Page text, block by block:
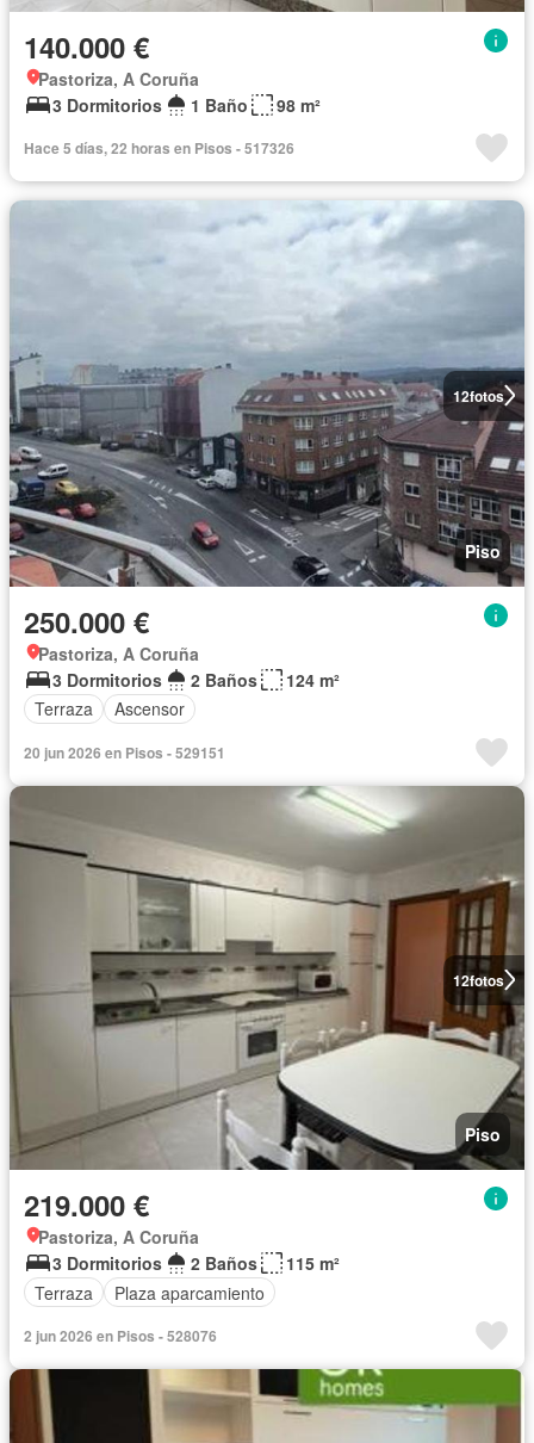
140.000 €
Pastoriza, A Coruña
3 Dormitorios
1 Baño 98 m²
Hace 5 días, 22 horas en Pisos - 517326
12fotos
Piso
250.000 €
Pastoriza, A Coruña
3 Dormitorios
2 Baños
124 m²
Terraza
Ascensor
20 jun 2026 en Pisos - 529151
12fotos
Piso
219.000 €
Pastoriza, A Coruña
3 Dormitorios
2 Baños
115 m²
Terraza
Plaza aparcamiento
2 jun 2026 en Pisos - 528076